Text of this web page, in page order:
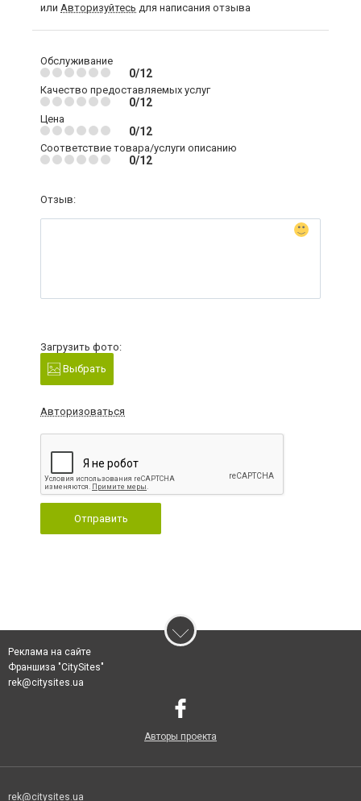
или Авторизуйтесь для написания отзыва
Обслуживание
0/12
Качество предоставляемых услуг
0/12
Цена
0/12
Соответствие товара/услуги описанию
0/12
Отзыв:
Загрузить фото:
Выбрать
Авторизоваться
Отправить
Реклама на сайте
Франшиза "CitySites"
rek@citysites.ua
Авторы проекта
rek@citysites.ua